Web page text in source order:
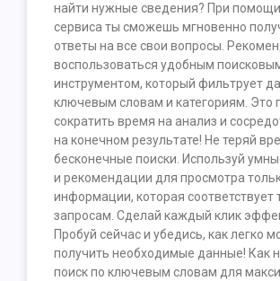
найти нужные сведения? При
сервиса ты сможешь мгновенно
ответы на все свои вопросы.
воспользоваться удобным
инструментом, который фильтрует
ключевым словам и категориям. Это
сократить время на анализ и
на конечном результате! Не теряй
бесконечные поиски. Используй
и рекомендации для просмотра
информации, которая соответствует
запросам. Сделай каждый клик
Пробуй сейчас и убедись, как легко
получить необходимые данные! Как
поиск по ключевым словам для